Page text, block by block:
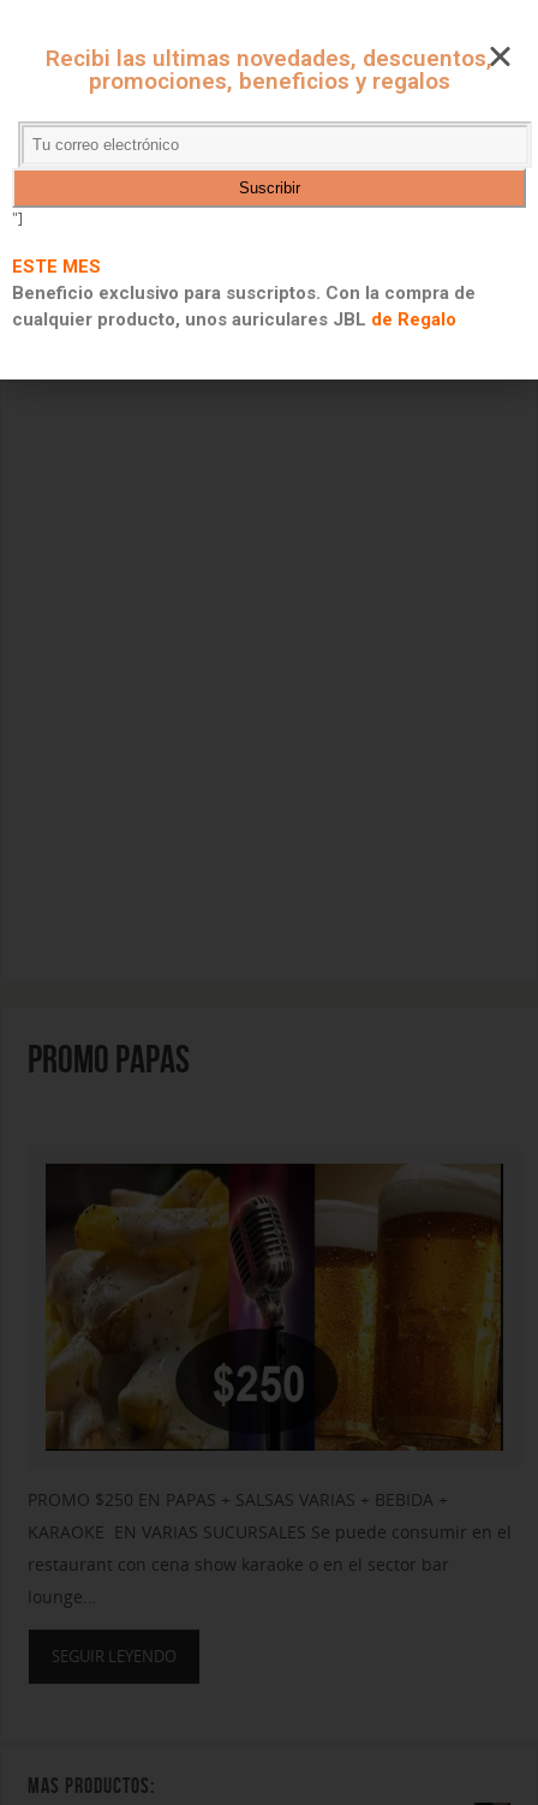
CUPONES DE DESCUENTO, PROMOCIONES Y 2X1
PROMO PAPAS
PROMO $250 EN PAPAS + SALSAS VARIAS + BEBIDA +
KARAOKE EN VARIAS SUCURSALES Se puede consumir en el
restaurant con cena show karaoke o en el sector bar
lounge…
SEGUIR LEYENDO
MAS PRODUCTOS:
Recibi las ultimas novedades, descuentos,
promociones, beneficios y regalos
"]
ESTE MES
Beneficio exclusivo para suscriptos. Con la compra de
cualquier producto, unos auriculares JBL de Regalo